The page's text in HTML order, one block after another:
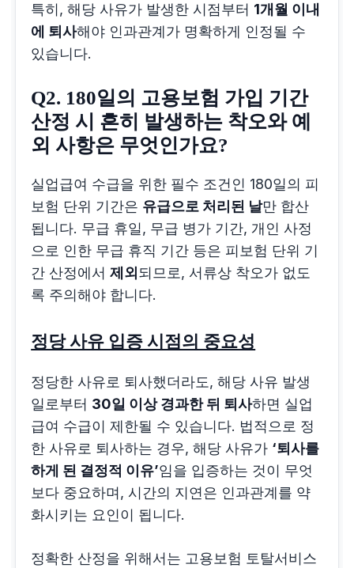
특히, 해당 사유가 발생한 시점부터 1개월 이내
에 퇴사해야 인과관계가 명확하게 인정될 수
있습니다.
Q2. 180일의 고용보험 가입 기간
산정 시 흔히 발생하는 착오와 예
외 사항은 무엇인가요?
실업급여 수급을 위한 필수 조건인 180일의 피
보험 단위 기간은 유급으로 처리된 날만 합산
됩니다. 무급 휴일, 무급 병가 기간, 개인 사정
으로 인한 무급 휴직 기간 등은 피보험 단위 기
간 산정에서제외 되므로, 서류상 착오가 없도
록 주의해야 합니다.
정당 사유 입증 시점의 중요성
정당한 사유로 퇴사했더라도, 해당 사유 발생
일로부터 30일 이상 경과한 뒤 퇴사하면 실업
급여 수급이 제한될 수 있습니다. 법적으로 정
한 사유로 퇴사하는 경우, 해당 사유가 ‘퇴사를
하게 된 결정적 이유’임을 입증하는 것이 무엇
보다 중요하며, 시간의 지연은 인과관계를 약
화시키는 요인이 됩니다.
정확한 산정을 위해서는 고용보험 토탈서비스